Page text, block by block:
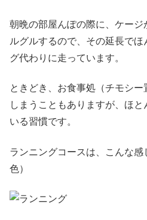
朝晩の部屋んぽの際に、ケー
ルグルするので、その延長で
グ代わりに走っています。
ときどき、お食事処（チモシ
しまうこともありますが、ほ
いる習慣です。
ランニングコースは、こんな
色）